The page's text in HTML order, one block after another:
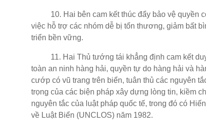
10. Hai bên cam kết thúc đẩy bảo vệ quyền
việc hỗ trợ các nhóm dễ bị tổn thương, giảm bất
triển bền vững.
11. Hai Thủ tướng tái khẳng định cam kết duy
toàn an ninh hàng hải, quyền tự do hàng hải và
cướp có vũ trang trên biển, tuân thủ các nguyên
trọng của các biện pháp xây dựng lòng tin, kiềm
nguyên tắc của luật pháp quốc tế, trong đó có
về Luật Biển (UNCLOS) năm 1982.